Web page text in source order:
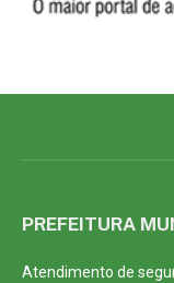
PREFEITURA
Atendimento de